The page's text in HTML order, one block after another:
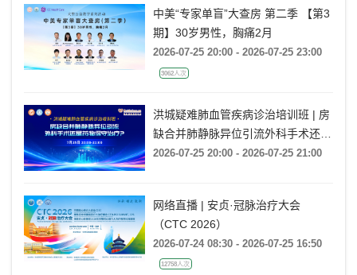
中美“专家单盲”大查房 第二季 【第3
期】30岁男性，胸痛2月
2026-07-25 20:00 - 2026-07-25 23:00
3062人次
洪城疑难肺血管疾病诊治培训班 | 房
缺合并肺静脉异位引流外科手术还是
药物保守治疗?
2026-07-25 20:00 - 2026-07-25 21:00
网络直播 | 安贞·冠脉治疗大会
（CTC 2026）
2026-07-24 08:30 - 2026-07-25 16:50
12758人次